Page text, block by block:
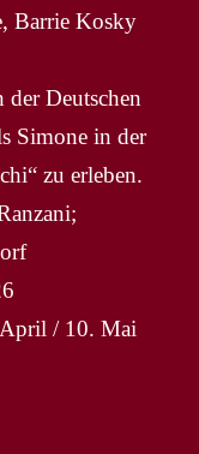
Barrie Kosky
der Deutschen
Simone in der
zu erleben.
/ 10. Mai